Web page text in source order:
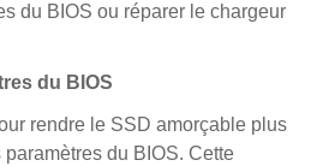
du BIOS ou réparer le chargeur
du BIOS
rendre le SSD amorçable plus
paramètres du BIOS. Cette